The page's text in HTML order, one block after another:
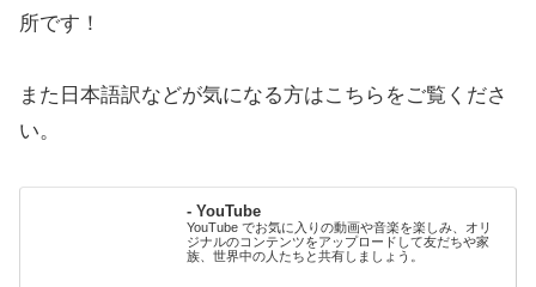
所です！
また日本語訳などが気になる方はこちらをご覧くださ
い。
- YouTube
YouTube でお気に入りの動画や音楽を楽しみ、オリ
ジナルのコンテンツをアップロードして友だちや家
族、世界中の人たちと共有しましょう。